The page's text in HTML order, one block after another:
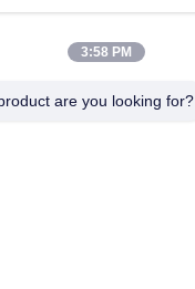
Kategorien
3:58 PM
are you looking for?